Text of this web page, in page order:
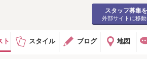
スタッフ募集
外部サイトに移
ト スタイル ブログ 地図